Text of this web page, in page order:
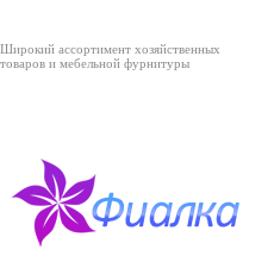
Широкий ассортимент хозяйственных
товаров и мебельной фурнитуры